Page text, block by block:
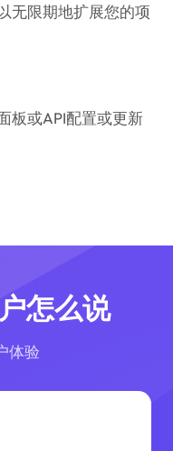
无限期地扩展您的项
板或API配置或更新
怎么说
体验